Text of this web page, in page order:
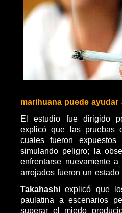
marihuana puede ayudar
El estudio fue dirigido
explicó que las pruebas
cuales fueron
simulando peligro; la
enfrentarse nuevamente
arrojados fueron un
Takahashiexplicó que
paulatina a escenarios
superar el miedo